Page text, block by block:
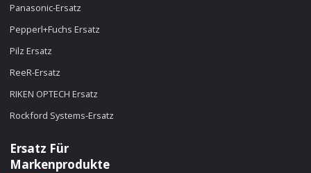
Panasonic-Ersatz
Pepperl+Fuchs Ersatz
Pilz Ersatz
ReeR-Ersatz
RIKEN OPTECH Ersatz
Rockford Systems-Ersatz
Ersatz Für
Markenprodukte